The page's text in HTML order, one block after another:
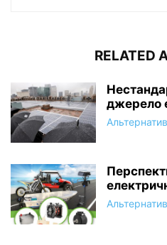
RELATED
джерело